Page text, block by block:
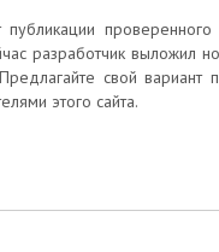
проверенного
разработчик выложил
свой вариант
этого сайта.